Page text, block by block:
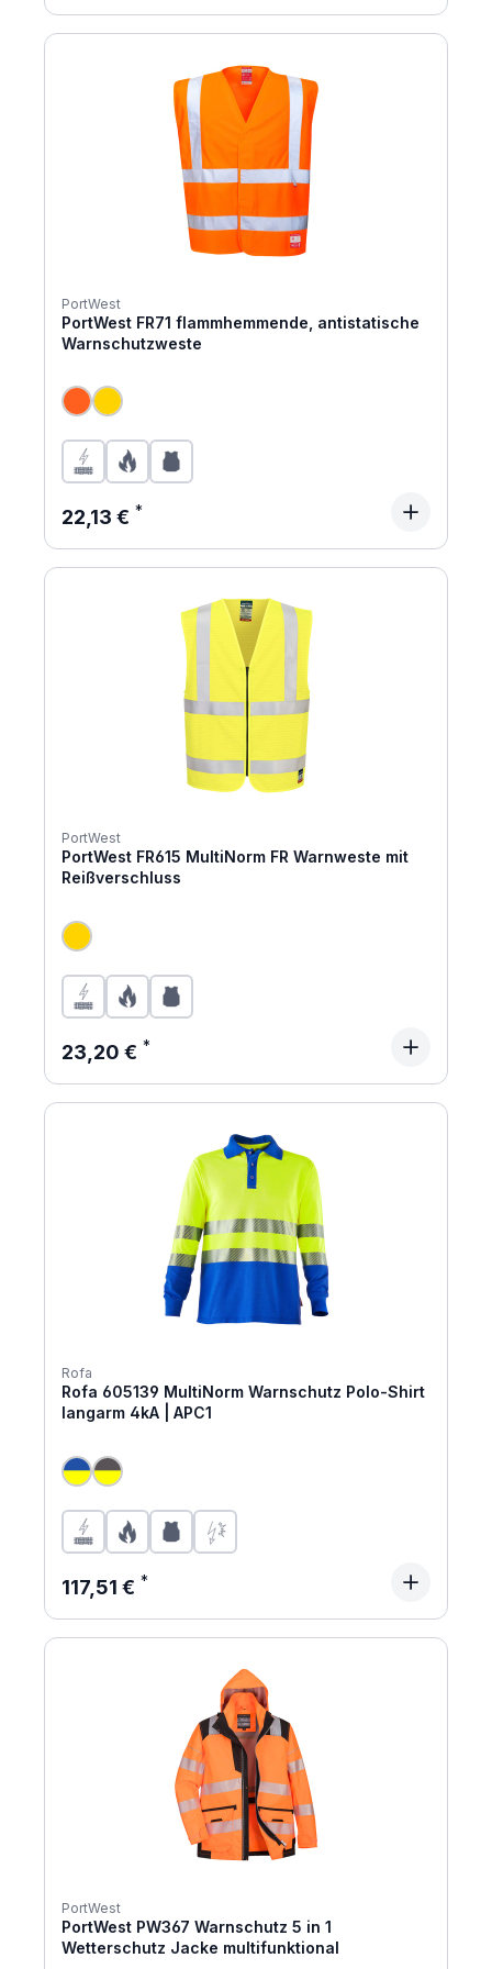
PortWest
PortWest FR71 flammhemmende, antistatische
Warnschutzweste
Regulärer Preis:
22,13 €
PortWest
PortWest FR615 MultiNorm FR Warnweste mit
Reißverschluss
Regulärer Preis:
23,20 €
Rofa
Rofa 605139 MultiNorm Warnschutz Polo-Shirt
langarm 4kA | APC1
Regulärer Preis:
117,51 €
PortWest
PortWest PW367 Warnschutz 5 in 1
Wetterschutz Jacke multifunktional